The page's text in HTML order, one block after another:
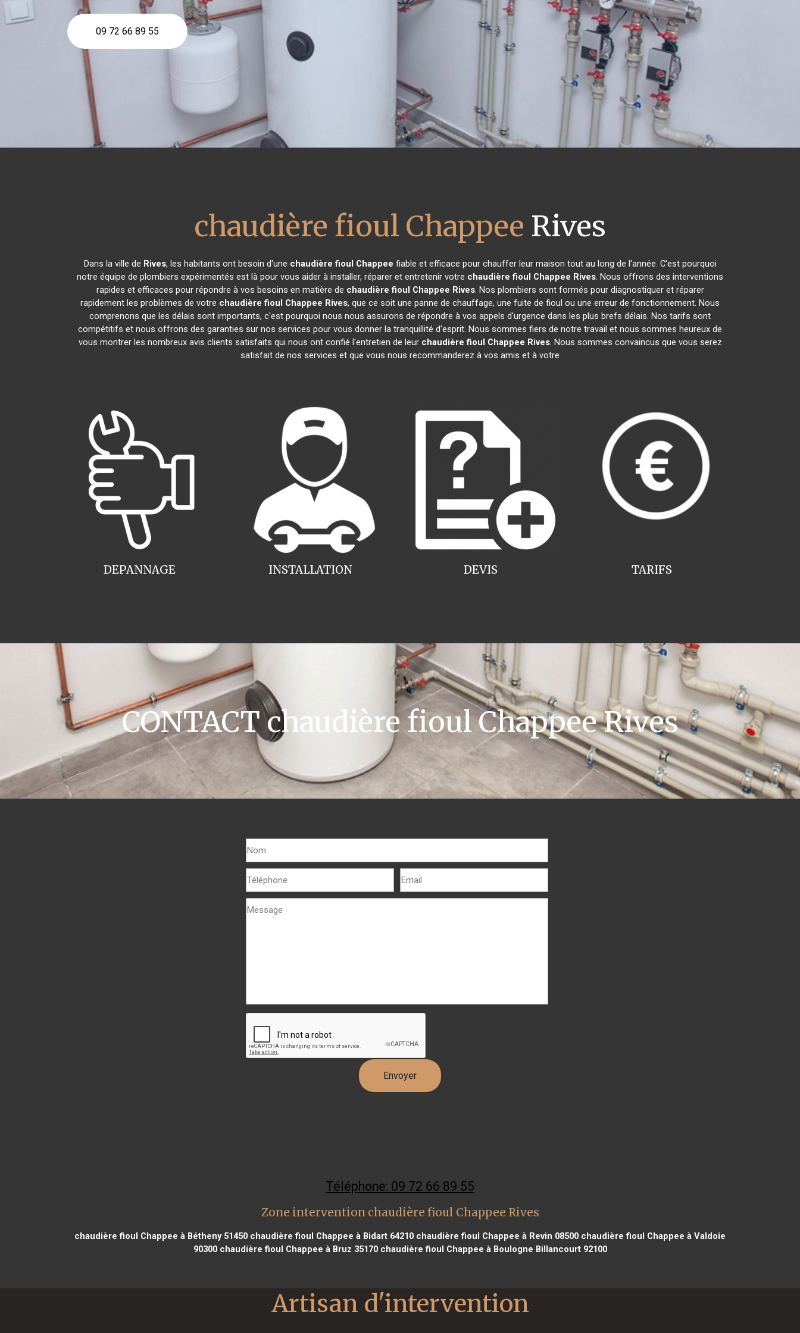
09 72 66 89 55
chaudière fioul Chappee Rives
Dans la ville de Rives, les habitants ont besoin d'une chaudière fioul Chappee fiable et efficace pour chauffer leur maison tout au long de l'année. C'est pourquoi
notre équipe de plombiers expérimentés est là pour vous aider à installer, réparer et entretenir votre chaudière fioul Chappee Rives. Nous offrons des interventions
rapides et efficaces pour répondre à vos besoins en matière de chaudière fioul Chappee Rives. Nos plombiers sont formés pour diagnostiquer et réparer
rapidement les problèmes de votre chaudière fioul Chappee Rives, que ce soit une panne de chauffage, une fuite de fioul ou une erreur de fonctionnement. Nous
comprenons que les délais sont importants, c'est pourquoi nous nous assurons de répondre à vos appels d'urgence dans les plus brefs délais. Nos tarifs sont
compétitifs et nous offrons des garanties sur nos services pour vous donner la tranquillité d'esprit. Nous sommes fiers de notre travail et nous sommes heureux de
vous montrer les nombreux avis clients satisfaits qui nous ont confié l'entretien de leur chaudière fioul Chappee Rives. Nous sommes convaincus que vous serez
satisfait de nos services et que vous nous recommanderez à vos amis et à votre
INSTALLATION
DEPANNAGE TARIFS
DEVIS
CONTACT chaudière fioul Chappee Rives
Téléphone: 09 72 66 89 55
Zone intervention chaudière fioul Chappee Rives
chaudière fioul Chappee à Bétheny 51450 chaudière fioul Chappee à Bidart 64210 chaudière fioul Chappee à Revin 08500 chaudière fioul Chappee à Valdoie
90300chaudière fioul Chappee à Bruz 35170chaudière fioul Chappee à Boulogne Billancourt 92100
Artisan d'intervention